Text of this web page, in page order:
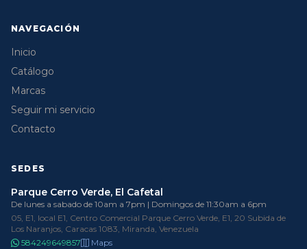
NAVEGACIÓN
Inicio
Catálogo
Marcas
Seguir mi servicio
Contacto
SEDES
Parque Cerro Verde, El Cafetal
De lunes a sabado de 10am a 7pm | Domingos de 11:30am a 6pm
05, E1, local E1, Centro Comercial Parque Cerro Verde, E1, 20 Subida de
Los Naranjos, Caracas 1083, Miranda, Venezuela
584249649857
Maps